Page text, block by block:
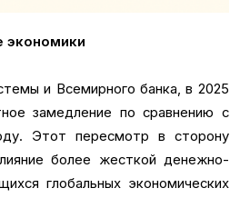
экономики
и Всемирного банка, в 2025
замедление по сравнению с
Этот пересмотр в сторону
более жесткой денежно-
глобальных экономических